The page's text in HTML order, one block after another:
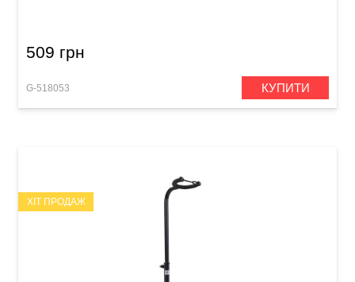
509 грн
G-518053 КУПИТИ
ХІТ ПРОДАЖ